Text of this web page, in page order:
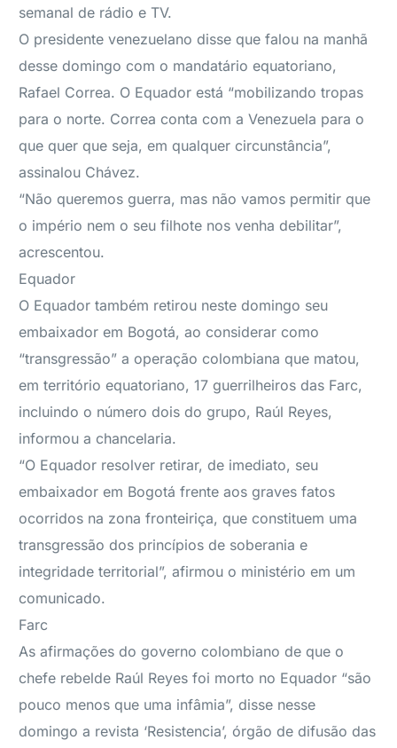
semanal de rádio e TV.
O presidente venezuelano disse que falou na manhã
desse domingo com o mandatário equatoriano,
Rafael Correa. O Equador está “mobilizando tropas
para o norte. Correa conta com a Venezuela para o
que quer que seja, em qualquer circunstância”,
assinalou Chávez.
“Não queremos guerra, mas não vamos permitir que
o império nem o seu filhote nos venha debilitar”,
acrescentou.
Equador
O Equador também retirou neste domingo seu
embaixador em Bogotá, ao considerar como
“transgressão” a operação colombiana que matou,
em território equatoriano, 17 guerrilheiros das Farc,
incluindo o número dois do grupo, Raúl Reyes,
informou a chancelaria.
“O Equador resolver retirar, de imediato, seu
embaixador em Bogotá frente aos graves fatos
ocorridos na zona fronteiriça, que constituem uma
transgressão dos princípios de soberania e
integridade territorial”, afirmou o ministério em um
comunicado.
Farc
As afirmações do governo colombiano de que o
chefe rebelde Raúl Reyes foi morto no Equador “são
pouco menos que uma infâmia”, disse nesse
domingo a revista ‘Resistencia’, órgão de difusão das